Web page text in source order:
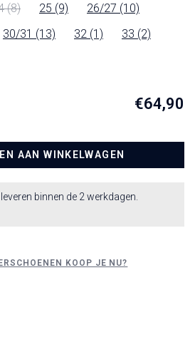
(8) 25 (9)
26/27 (10)
30/31 (13) 32 (1)
33 (2)
€64,90
AAN WINKELWAGEN
binnen de 2 werkdagen.
KOOP JE NU?